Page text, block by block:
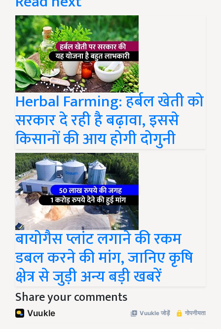
Herbal Farming: हर्बल खेती को
सरकार दे रही है बढ़ावा, इससे
किसानों की आय होगी दोगुनी
बायोगैस प्लांट लगाने की रकम
डबल करने की मांग, जानिए कृषि
क्षेत्र से जुड़ी अन्य बड़ी खबरें
Share your comments